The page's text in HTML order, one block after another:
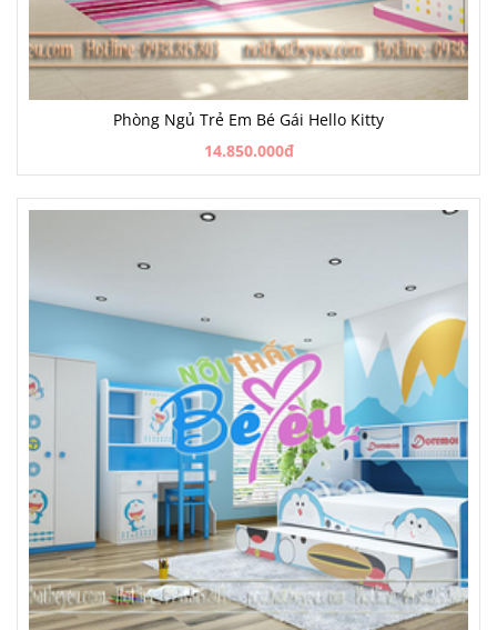
Phòng Ngủ Trẻ Em Bé Gái Hello Kitty
14.850.000đ